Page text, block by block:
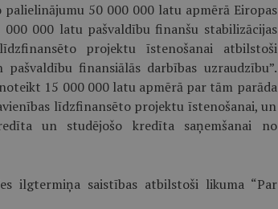
50 000 000 latu apmērā Eiropas
000 latu pašvaldību finanšu stabilizācijas
projektu īstenošanai atbilstoši
finansiālās darbības uzraudzību”.
15 000 000 latu apmērā par tām parāda
līdzfinansēto projektu īstenošanai, un
un studējošo kredīta saņemšanai no
ilgtermiņa saistības atbilstoši likuma “Par